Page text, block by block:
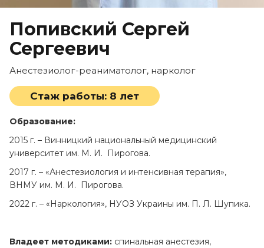
Попивский Сергей
Сергеевич
Анестезиолог-реаниматолог, нарколог
Стаж работы: 8 лет
Образование:
2015 г. – Винницкий национальный медицинский
университет им. М. И. Пирогова.
2017 г. – «Анестезиология и интенсивная терапия»,
ВНМУ им. М. И. Пирогова.
2022 г. – «Наркология», НУОЗ Украины им. П. Л. Шупика.
Владеет методиками: спинальная анестезия,